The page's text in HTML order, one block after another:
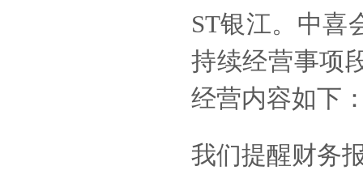
ST银江。中喜
持续经营事项
经营内容如下
我们提醒财务